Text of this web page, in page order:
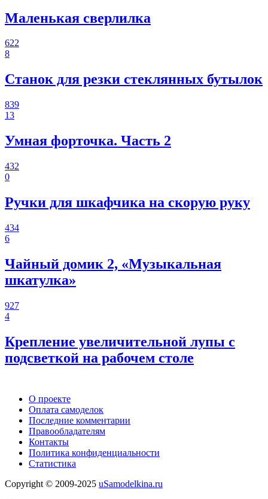
Маленькая сверлилка
622
8
Станок для резки стеклянных бутылок
839
13
Умная форточка. Часть 2
432
0
Ручки для шкафчика на скорую руку
434
6
Чайный домик 2, «Музыкальная
шкатулка»
927
4
Крепление увеличительной лупы с
подсветкой на рабочем столе
О проекте
Оплата самоделок
Последние комментарии
Правообладателям
Контакты
Политика конфиденциальности
Статистика
Copyright © 2009-2025 uSamodelkina.ru